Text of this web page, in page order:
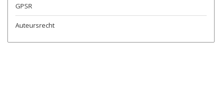
GPSR
Auteursrecht